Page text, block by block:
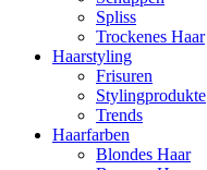
Spliss
Trockenes Haar
Haarstyling
Frisuren
Stylingprodukte
Trends
Haarfarben
Blondes Haar